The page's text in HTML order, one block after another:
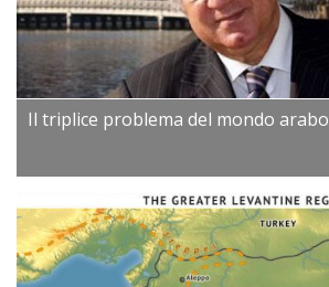
Il triplice problema del mondo arabo